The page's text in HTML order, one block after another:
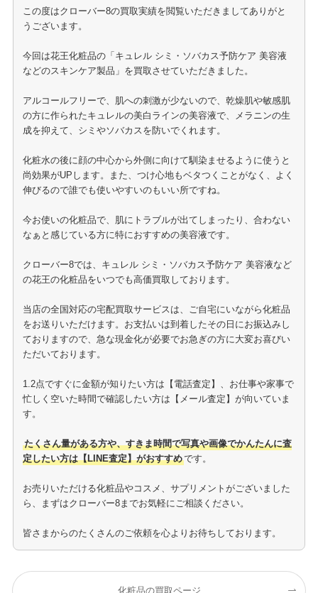
この度はクローバー8の買取実績を閲覧いただきましてありがと
うございます。
今回は花王化粧品の「キュレル シミ・ソバカス予防ケア 美容液
などのスキンケア製品」を買取させていただきました。
アルコールフリーで、肌への刺激が少ないので、乾燥肌や敏感肌
の方に作られたキュレルの美白ラインの美容液で、メラニンの生
成を抑えて、シミやソバカスを防いでくれます。
化粧水の後に顔の中心から外側に向けて馴染ませるように使うと
尚効果がUPします。また、つけ心地もベタつくことがなく、よく
伸びるので誰でも使いやすいのもいい所ですね。
今お使いの化粧品で、肌にトラブルが出てしまったり、合わない
なぁと感じている方に特におすすめの美容液です。
クローバー8では、キュレル シミ・ソバカス予防ケア 美容液など
の花王の化粧品をいつでも高価買取しております。
当店の全国対応の宅配買取サービスは、ご自宅にいながら化粧品
をお送りいただけます。お支払いは到着したその日にお振込みし
ておりますので、急な現金化が必要でお急ぎの方に大変お喜びい
ただいております。
1.2点ですぐに金額が知りたい方は【電話査定】、お仕事や家事で
忙しく空いた時間で確認したい方は【メール査定】が向いていま
す。
たくさん量がある方や、すきま時間で写真や画像でかんたんに査
定したい方は【LINE査定】がおすすめです。
お売りいただける化粧品やコスメ、サプリメントがございました
ら、まずはクローバー8までお気軽にご相談ください。
皆さまからのたくさんのご依頼を心よりお待ちしております。